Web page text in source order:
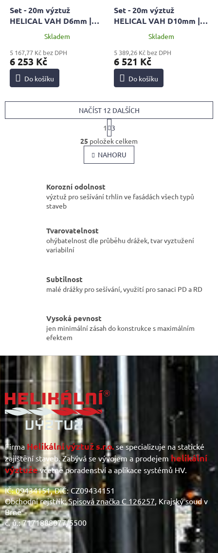
Set - 20m výztuž
HELICAL VAH D6mm |
PROFI + 2x malta MPC 60
+ pistol HOBBY
Skladem
5 167,77 Kč bez DPH
6 253 Kč
Do košíku
Set - 20m výztuž
HELICAL VAH D10mm |
STANDARD + 2x malta
MPC 60 + pistol HOBBY
Skladem
5 389,26 Kč bez DPH
6 521 Kč
Do košíku
O
v
l
á
c
í
k
s
NAČÍST 12 DALŠÍCH
S
t
r
á
n
k
n
1
3
25 položek celkem
NAHORU
Korozní odolnost
výztuž pro sešívání trhlin ve fasádách všech typů
staveb
Tvarovatelnost
ohýbatelnost dle průběhu drážek, tvar vyztužení
variabilní
Subtilnost
malé drážky pro sešívání, využití pro sanaci PD a RD
Vysoká pevnost
jen minimální zásah do konstrukce s maximálním
efektem
á
p
Firma Helikální výztuž s.r.o.se specializuje na statické
zajištění staveb. Zabývá se vývojem a prodejemhelikální
výztuževčetně poradenství a aplikace systémů HV.
IČ: 09434151, DIČ: CZ09434151
Obchodní rejstřík:Spisová značka C 126257, Krajský soud v
Brně
č. ú.: 7171888077/5500